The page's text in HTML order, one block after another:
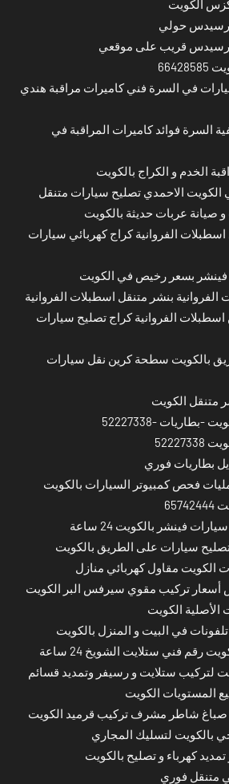
الكويت
حولي
قريب على موقعي
في السرة فني كاميرات مراقبة هندي
السرة فوائد كاميرات المراقبة في
الخدم و الكراج بالكويت
الكويت الاحمدي تصليح سيارات متنقل
صيانة عربات حديثة بالكويت
الفروانية كراج كهربائي سيارات
فينشر بسعر رخيص في الكويت
بنشر متنقل اسطبلات الفروانية
اسطبلات الفروانية كراج تصليح سيارات
بالكويت سطحة كرين نقل سيارات
متنقل الكويت
-52227338
بطاريات فوري
فحص كمبيوتر السيارات بالكويت
فينشر بالكويت 24 ساعة
سيارات على الطريق بالكويت
الكويت مقاول كهربائي منازل
تركيب مقوي سيرفس البر الكويت
الأصلية الكويت
في البيت و المنزل بالكويت
رقم فني ستلايت الشويخ 24 ساعة
لتركيب ستلايت و رسيفر وتمديد قسائم
المستويات الكويت
شاطر مشرف تركيب قرميد الكويت
بالكويت لتسليك المجاري
كهرباء و تصليح بالكويت
متنقل فوري